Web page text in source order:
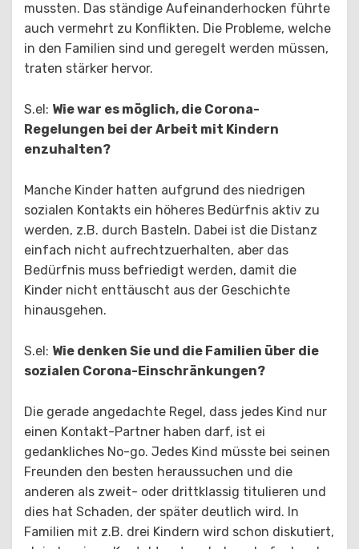
mussten. Das ständige Aufeinanderhocken führte
auch vermehrt zu Konflikten. Die Probleme, welche
in den Familien sind und geregelt werden müssen,
traten stärker hervor.
S.el: Wie war es möglich, die Corona-
Regelungen bei der Arbeit mit Kindern
enzuhalten?
Manche Kinder hatten aufgrund des niedrigen
sozialen Kontakts ein höheres Bedürfnis aktiv zu
werden, z.B. durch Basteln. Dabei ist die Distanz
einfach nicht aufrechtzuerhalten, aber das
Bedürfnis muss befriedigt werden, damit die
Kinder nicht enttäuscht aus der Geschichte
hinausgehen.
S.el: Wie denken Sie und die Familien über die
sozialen Corona-Einschränkungen?
Die gerade angedachte Regel, dass jedes Kind nur
einen Kontakt-Partner haben darf, ist ei
gedankliches No-go. Jedes Kind müsste bei seinen
Freunden den besten heraussuchen und die
anderen als zweit- oder drittklassig titulieren und
dies hat Schaden, der später deutlich wird. In
Familien mit z.B. drei Kindern wird schon diskutiert,